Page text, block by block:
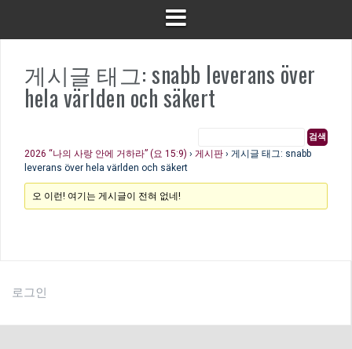
게시글 태그: snabb leverans över
hela världen och säkert
2026 “나의 사랑 안에 거하라” (요 15:9) › 게시판 › 게시글 태그: snabb
leverans över hela världen och säkert
오 이런! 여기는 게시글이 전혀 없네!
로그인